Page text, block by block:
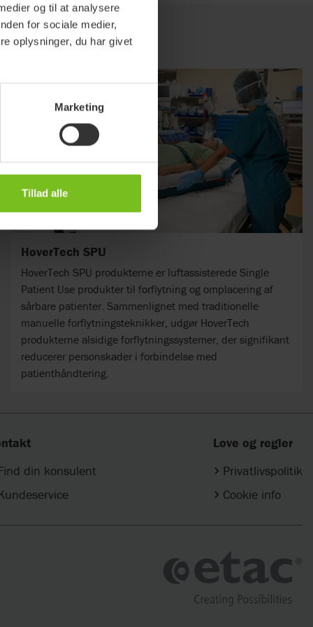
og til at analysere
for sociale medier,
oplysninger, du har givet
Marketing
Tillad alle
HoverTech SPU
HoverTech SPU produkterne er luftassisterede Single
Patient Use produkter til forflytning og omplacering af
sårbare patienter. Sammenlignet med traditionelle
manuelle forflytningsteknikker, udgør HoverTech
produkterne alsidige forflytningssystemer, der signifikant
reducerer personskader i forbindelse med
patienthåndtering.
din konsulent
Love og regler
Privatlivspolitik
Cookie info